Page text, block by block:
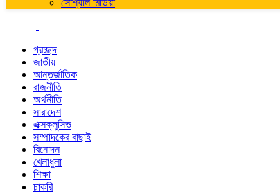
সোশ্যাল মিডিয়া
প্রচ্ছদ
জাতীয়
আন্তর্জাতিক
রাজনীতি
অর্থনীতি
সারাদেশ
এক্সক্লুসিভ
সম্পাদকের বাছাই
বিনোদন
খেলাধুলা
শিক্ষা
চাকরি